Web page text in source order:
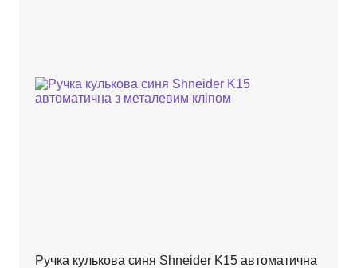
Ручка кулькова синя Shneider K15 автоматична